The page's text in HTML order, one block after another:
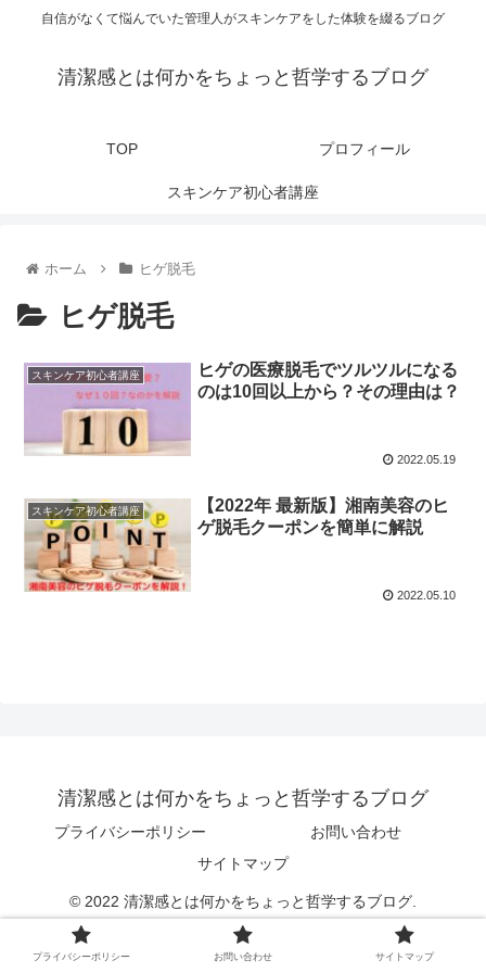
自信がなくて悩んでいた管理人がスキンケアをした体験を綴るブログ
清潔感とは何かをちょっと哲学するブログ
TOP プロフィール
スキンケア初心者講座
ホーム ヒゲ脱毛
ヒゲ脱毛
スキンケア初心者講座
ヒゲの医療脱毛でツルツルになる
のは10回以上から？その理由は？
2022.05.19
スキンケア初心者講座
【2022年 最新版】湘南美容のヒ
ゲ脱毛クーポンを簡単に解説
2022.05.10
清潔感とは何かをちょっと哲学するブログ
プライバシーポリシー
お問い合わせ
サイトマップ
© 2022 清潔感とは何かをちょっと哲学するブログ.
プライバシーポリシー お問い合わせ サイトマップ